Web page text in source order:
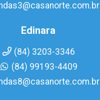
Edinara
(84) 3203-3346
(84) 99193-4409